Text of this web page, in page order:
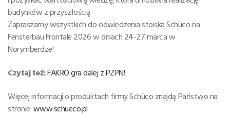
budynków z przyszłością.
Zapraszamy wszystkich do odwiedzenia stoiska Schüco na
Fensterbau Frontale 2026 w dniach 24-27 marca w
Norymberdze!
Czytaj też:FAKRO gra dalej z PZPN!
Więcej informacji o produktach firmy Schüco znajdą Państwo na
stronie:www.schueco.pl